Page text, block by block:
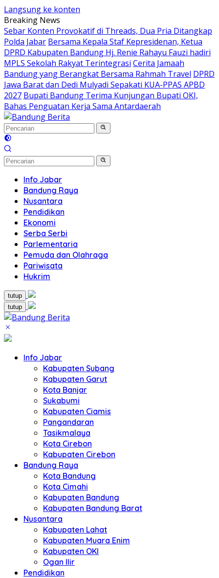
Langsung ke konten
Breaking News
Sebar Konten Provokatif di Threads, Dua Pria Ditangkap
Polda Jabar Bersama Kepala Staf Kepresidenan, Ketua
DPRD Kabupaten Bandung Hj. Renie Rahayu Fauzi hadiri
MPLS Sekolah Rakyat Terintegrasi Cerita Jamaah
Bandung yang Berangkat Bersama Rahmah Travel DPRD
Jawa Barat dan Dedi Mulyadi Sepakati KUA-PPAS APBD
2027 Bupati Bandung Terima Kunjungan Bupati OKI,
Bahas Penguatan Kerja Sama Antardaerah
Info Jabar
Bandung Raya
Nusantara
Pendidikan
Ekonomi
Serba Serbi
Parlementaria
Pemuda dan Olahraga
Pariwisata
Hukrim
tutup
tutup
Info Jabar
Kabupaten Subang
Kabupaten Garut
Kota Banjar
Sukabumi
Kabupaten Ciamis
Pangandaran
Tasikmalaya
Kota Cirebon
Kabupaten Cirebon
Bandung Raya
Kota Bandung
Kota Cimahi
Kabupaten Bandung
Kabupaten Bandung Barat
Nusantara
Kabupaten Lahat
Kabupaten Muara Enim
Kabupaten OKI
Ogan Ilir
Pendidikan